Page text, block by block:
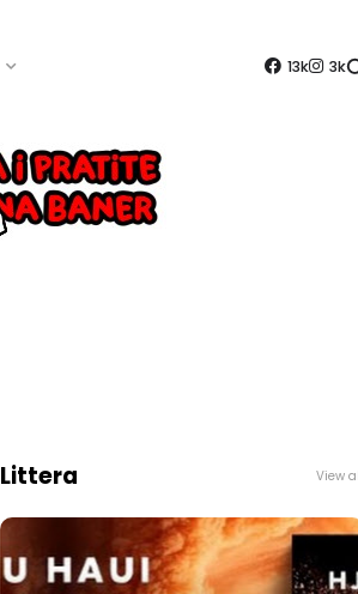
13k 3k
Littera View